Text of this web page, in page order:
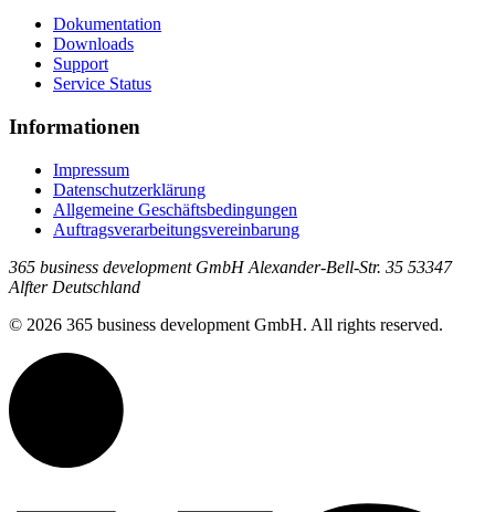
Dokumentation
Downloads
Support
Service Status
Informationen
Impressum
Datenschutzerklärung
Allgemeine Geschäftsbedingungen
Auftragsverarbeitungsvereinbarung
365 business development GmbH Alexander-Bell-Str. 35 53347
Alfter Deutschland
© 2026 365 business development GmbH. All rights reserved.